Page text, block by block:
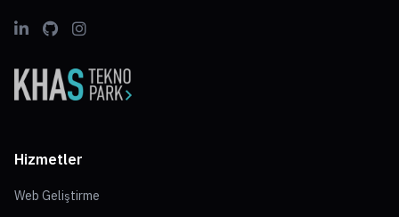
Hizmetler
Web Geliştirme